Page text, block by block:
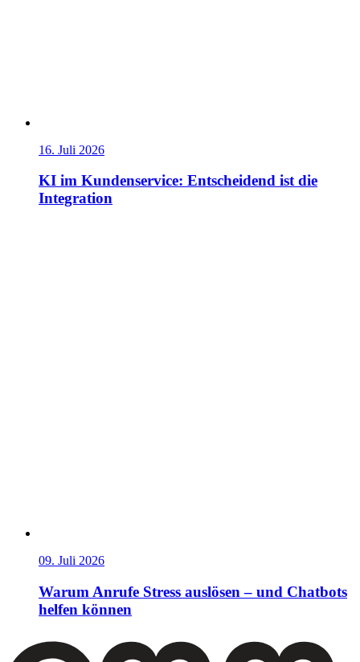
16. Juli 2026
KI im Kundenservice: Entscheidend ist die
Integration
09. Juli 2026
Warum Anrufe Stress auslösen – und Chatbots
helfen können